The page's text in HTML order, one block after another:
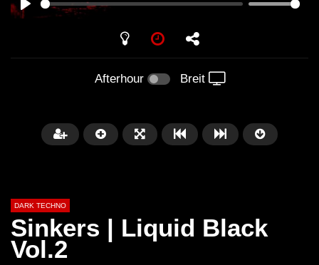
PLAY
Afterhour Breit
DARK TECHNO
Sinkers | Liquid Black
Vol.2